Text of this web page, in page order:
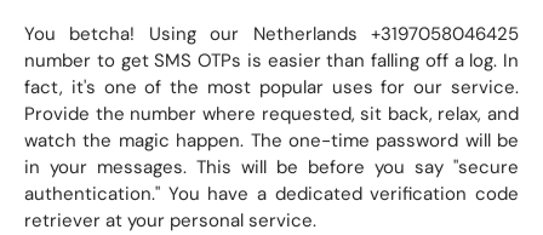
You betcha! Using our Netherlands +3197058046425
number to get SMS OTPs is easier than falling off a log. In
fact, it's one of the most popular uses for our service.
Provide the number where requested, sit back, relax, and
watch the magic happen. The one-time password will be
in your messages. This will be before you say "secure
authentication." You have a dedicated verification code
retriever at your personal service.